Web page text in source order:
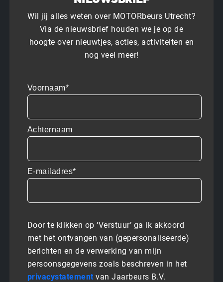
Wil jij alles weten over MOTORbeurs Utrecht?
Via de nieuwsbrief houden we je op de
hoogte over nieuwtjes, acties, activiteiten en
nog veel meer!
Voornaam*
Achternaam
E-mailadres*
Door te klikken op ‘Verstuur’ ga ik akkoord
met het ontvangen van (gepersonaliseerde)
berichten en de verwerking van mijn
persoonsgegevens zoals beschreven in het
privacystatementvan Jaarbeurs B.V.